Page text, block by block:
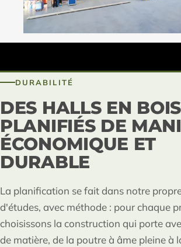
DURABILITÉ
DES HALLS EN
PLANIFIÉS DE
ÉCONOMIQUE ET
DURABLE
La planification se fait dans notre
d'études, avec méthode : pour chaque
choisissons la construction qui porte
de matière, de la poutre à âme pleine à